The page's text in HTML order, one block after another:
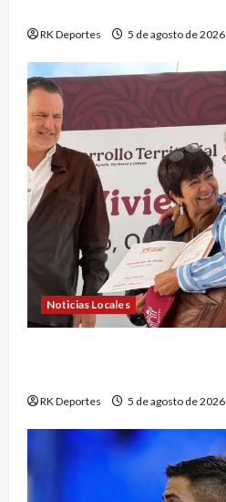
RK Deportes 5 de agosto de 2026
Noticias Locales
RK Deportes 5 de agosto de 2026